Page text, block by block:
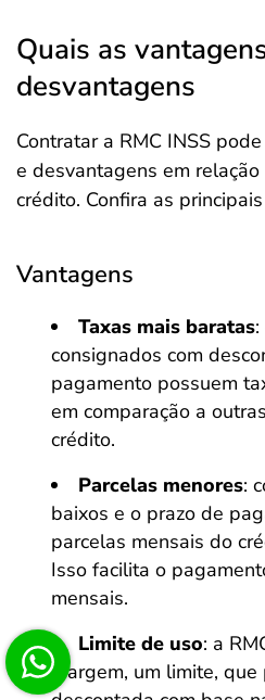
Quais as
desvantagens
Contratar a RMC INSS
e desvantagens em
crédito. Confira as
Vantagens
Taxas mais baratas
consignados com
pagamento possuem
em comparação a
crédito.
Parcelas menores:
baixos e o prazo de
parcelas mensais do
Isso facilita o
mensais.
Limite de uso: a
margem, um limite,